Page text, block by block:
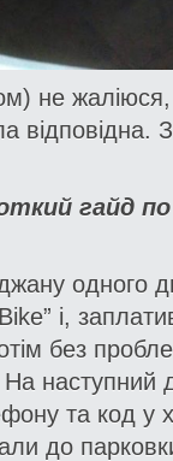
не
відповідна.
гайд по
одного
і,
без
наступний
та код у
до